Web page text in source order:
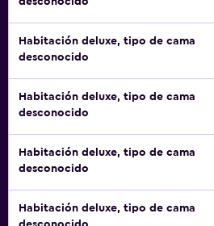
Habitación deluxe, tipo de cama
desconocido
Habitación deluxe, tipo de cama
desconocido
Habitación deluxe, tipo de cama
desconocido
Habitación deluxe, tipo de cama